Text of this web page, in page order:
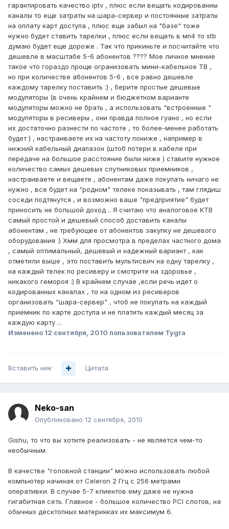
гарантировать качество iptv , плюс если вещать кодированиы
каналы то еще затраты на шара-сервер и постоянные затраты
на оплату карт доступа , плюс еще забыл на "базе" тоже
нужно будет ставить тарелки , плюс если вещать в мп4 то stb
думаю будет еще дороже . Так что прикиньте и посчитайте что
дешевле в масштабе 5-6 абонентов ???? Мое личное мнение
такое что гораздо проще огранизовать мини-кабельное ТВ ,
но при количестве абонентов 5-6 , все равно дешевле
каждому тарелку поставить :) , берите простые дешевые
модуляторы (в очень крайнем и бюджетном варианте
модуляторы можно не брать , а использовать "встроенные "
модуляторы в ресиверы , они правда полное гуано , но если
их достаточно разнести по частоте , то более-менее работать
будет ) , настраиваете их на частоту пониже , например в
нижний кабельный диапазон (штоб потери в кабеле при
передаче на большое расстояние были ниже ) ставите нужное
количество самых дешевых спутниковых приемников ,
настраиваете и вещаете , абонентам даже покупать ничаго не
нужно , все будет на "родном" телеке показывать , там глядиш
соседи подтянутся , и возможно ваше "предприятие" будет
приносить не большой доход .. Я считаю что аналоговое КТВ
самый простой и дешевый способ доставить каналы
абонентам , не требующее от абонентов закупку не дешевого
оборудования :) Хмм для просмотра в пределах частного дома
, самый оптимальный, дешевый и надежный вариант , как
отметили выше , это поставить мультисвич на одну тарелку ,
на каждый телек по ресиверу и смотрите на здоровье ,
никакого гемороя :) В крайнем случае ,если речь идет о
кодированных каналах , то на одном из ресиверов
организовать "шара-сервер" , чтоб не покупать на каждый
приемник по карте доступа и не платить каждый месяц за
каждую карту ...
Изменено 12 сентября, 2010 пользователем Tygra
Вставить ник Цитата
Neko-san
Опубликовано 12 сентября, 2010
Gishu, то что вы хотите реализовать - не является чем-то
необычным.
В качестве "головной станции" можно использовать любой
компьютер начиная от Celeron 2 Ггц с 256 метрами
оперативки. В случае 5-7 клиентов ему даже не нужна
гигабитная сеть. Главное - большое количество PCI слотов, на
обычных десктопных материнках их максимум 6.